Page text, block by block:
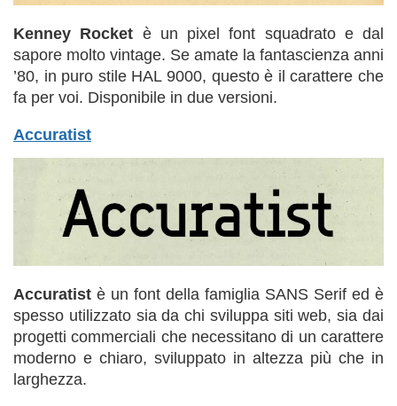
Kenney Rocket è un pixel font squadrato e dal
sapore molto vintage. Se amate la fantascienza anni
’80, in puro stile HAL 9000, questo è il carattere che
fa per voi. Disponibile in due versioni.
Accuratist
Accuratist è un font della famiglia SANS Serif ed è
spesso utilizzato sia da chi sviluppa siti web, sia dai
progetti commerciali che necessitano di un carattere
moderno e chiaro, sviluppato in altezza più che in
larghezza.